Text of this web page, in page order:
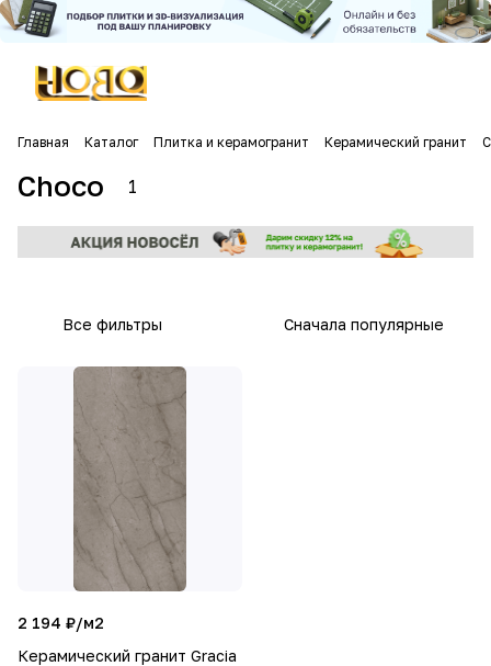
Главная Каталог Плитка и керамогранит Керамический гранит
Choco 1
Все фильтры Сначала популярные
2 194 ₽/м2
Керамический гранит Gracia